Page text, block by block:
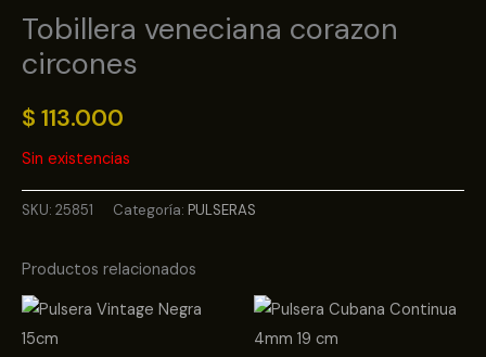
Tobillera veneciana corazon
circones
$ 113.000
Sin existencias
SKU: 25851 Categoría: PULSERAS
Productos relacionados